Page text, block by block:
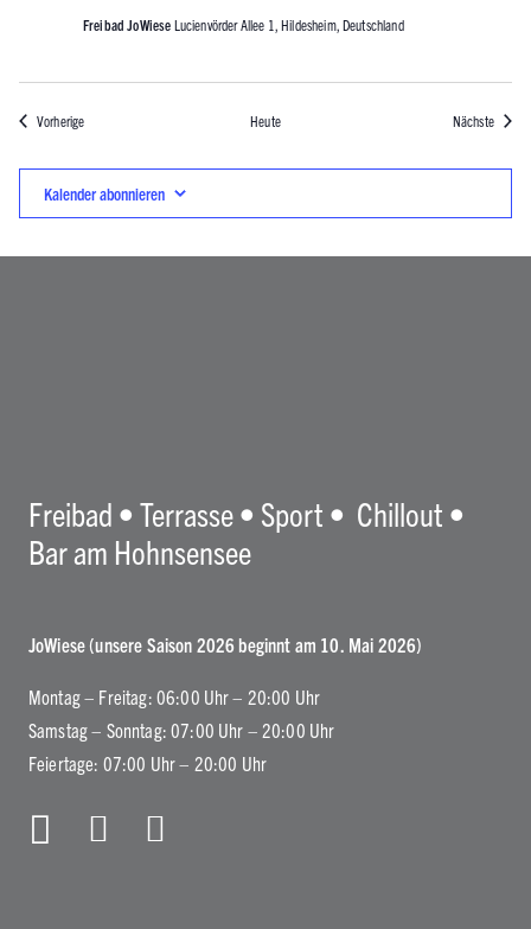
Freibad JoWiese Lucienvörder Allee 1, Hildesheim, Deutschland
VorherigeVeranstaltungen Heute Nächste
Kalender abonnieren
Freibad • Terrasse • Sport • Chillout •
Bar am Hohnsensee
JoWiese (unsere Saison 2026 beginnt am 10. Mai 2026)
Montag – Freitag: 06:00 Uhr – 20:00 Uhr
Samstag – Sonntag: 07:00 Uhr – 20:00 Uhr
Feiertage: 07:00 Uhr – 20:00 Uhr